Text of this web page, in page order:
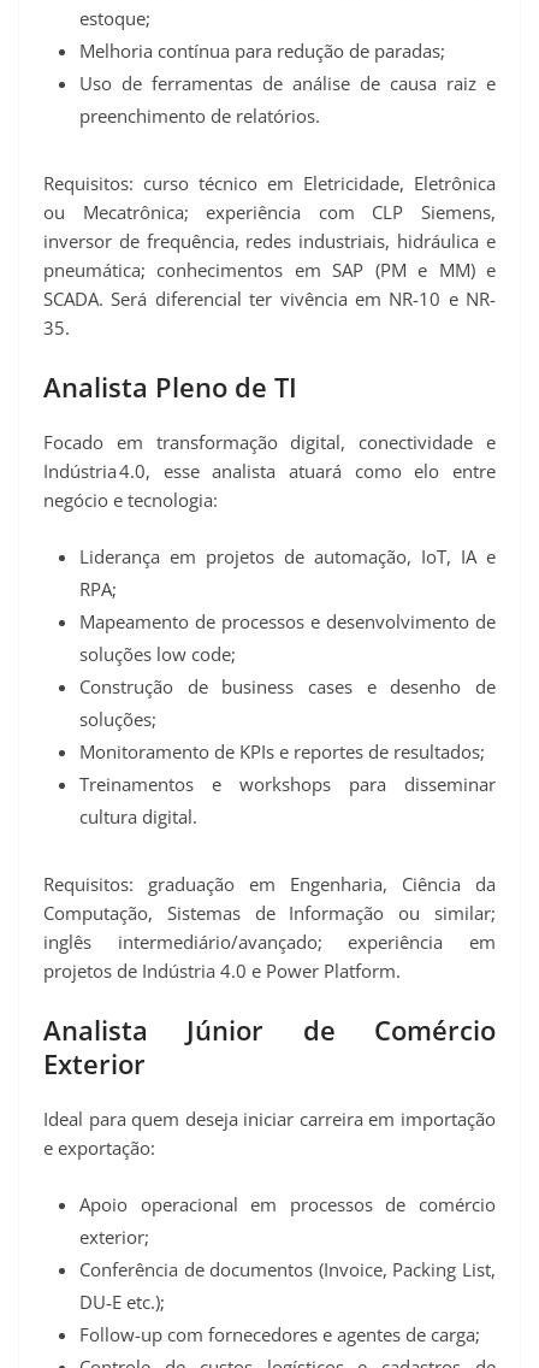
estoque;
Melhoria contínua para redução de paradas;
Uso de ferramentas de análise de causa raiz e
preenchimento de relatórios.
Requisitos: curso técnico em Eletricidade, Eletrônica
ou Mecatrônica; experiência com CLP Siemens,
inversor de frequência, redes industriais, hidráulica e
pneumática; conhecimentos em SAP (PM e MM) e
SCADA. Será diferencial ter vivência em NR-10 e NR-
35.
Analista Pleno de TI
Focado em transformação digital, conectividade e
Indústria 4.0, esse analista atuará como elo entre
negócio e tecnologia:
Liderança em projetos de automação, IoT, IA e
RPA;
Mapeamento de processos e desenvolvimento de
soluções low code;
Construção de business cases e desenho de
soluções;
Monitoramento de KPIs e reportes de resultados;
Treinamentos e workshops para disseminar
cultura digital.
Requisitos: graduação em Engenharia, Ciência da
Computação, Sistemas de Informação ou similar;
inglês intermediário/avançado; experiência em
projetos de Indústria 4.0 e Power Platform.
Analista Júnior de Comércio
Exterior
Ideal para quem deseja iniciar carreira em importação
e exportação:
Apoio operacional em processos de comércio
exterior;
Conferência de documentos (Invoice, Packing List,
DU‑E etc.);
Follow-up com fornecedores e agentes de carga;